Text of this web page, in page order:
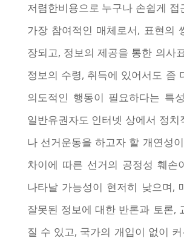
저렴한비용으로 누구나 손쉽게 접
가장 참여적인 매체로서, 표현의
장되고, 정보의 제공을 통한 의사
정보의 수령, 취득에 있어서도 좀
의도적인 행동이 필요하다는 특
일반유권자도 인터넷 상에서 정치
나 선거운동을 하고자 할 개연성
차이에 따른 선거의 공정성 훼손
나타날 가능성이 현저히 낮으며,
잘못된 정보에 대한 반론과 토론,
질 수 있고, 국가의 개입이 없이